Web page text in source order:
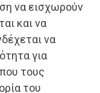
να εισχωρούν
και να
να
για
τους
του